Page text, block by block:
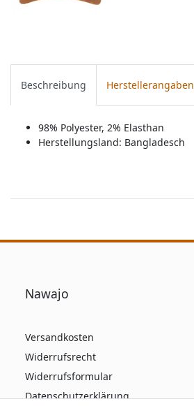
Beschreibung Herstellerangaben
98% Polyester, 2% Elasthan
Herstellungsland: Bangladesch
Nawajo
Versandkosten
Widerrufsrecht
Widerrufsformular
Datenschutzerklärung